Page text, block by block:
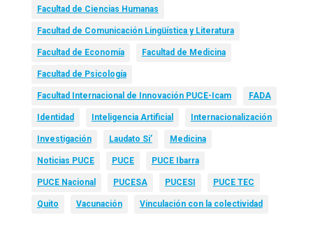
Facultad de Ciencias Humanas
Facultad de Comunicación Lingüística y Literatura
Facultad de Economía Facultad de Medicina
Facultad de Psicología
Facultad Internacional de Innovación PUCE-Icam FADA
Identidad Inteligencia Artificial Internacionalización
Investigación Laudato Si’ Medicina
Noticias PUCE PUCE PUCE Ibarra
PUCE Nacional PUCESA PUCESI PUCE TEC
Quito Vacunación Vinculación con la colectividad